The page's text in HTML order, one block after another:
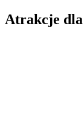
Atrakcje